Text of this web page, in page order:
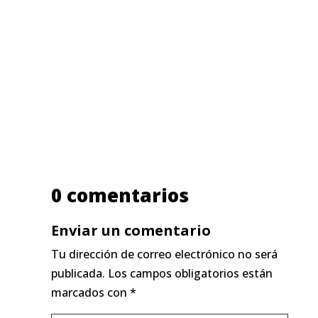
0 comentarios
Enviar un comentario
Tu dirección de correo electrónico no será
publicada. Los campos obligatorios están
marcados con *